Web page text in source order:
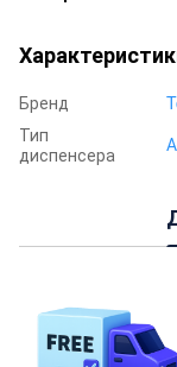
Бренд
Тип
диспенсера